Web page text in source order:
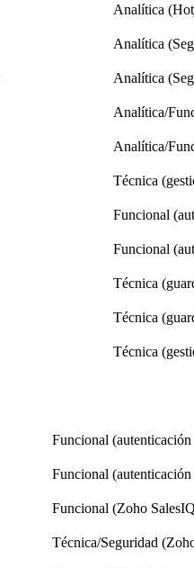
Analítica
Analítica
Analítica
Analítica/
Analítica/
Técnica
Funcional
Funcional
Técnica
Técnica
Técnica
Funcional
Funcional
Funcional (Zoho
Técnica/Seguridad